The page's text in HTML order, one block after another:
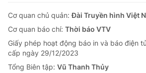
Cơ quan chủ quản:Đài Truyền hình Việt
Cơ quan báo chí: Thời báo VTV
Giấy phép hoạt động báo in và báo điện
cấp ngày 29/12/2023
Tổng Biên tập: Vũ Thanh Thủy